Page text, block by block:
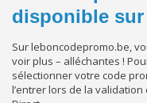
disponible
Sur leboncodepromo.be,
voir plus – alléchantes !
sélectionner votre code
l’entrer lors de la